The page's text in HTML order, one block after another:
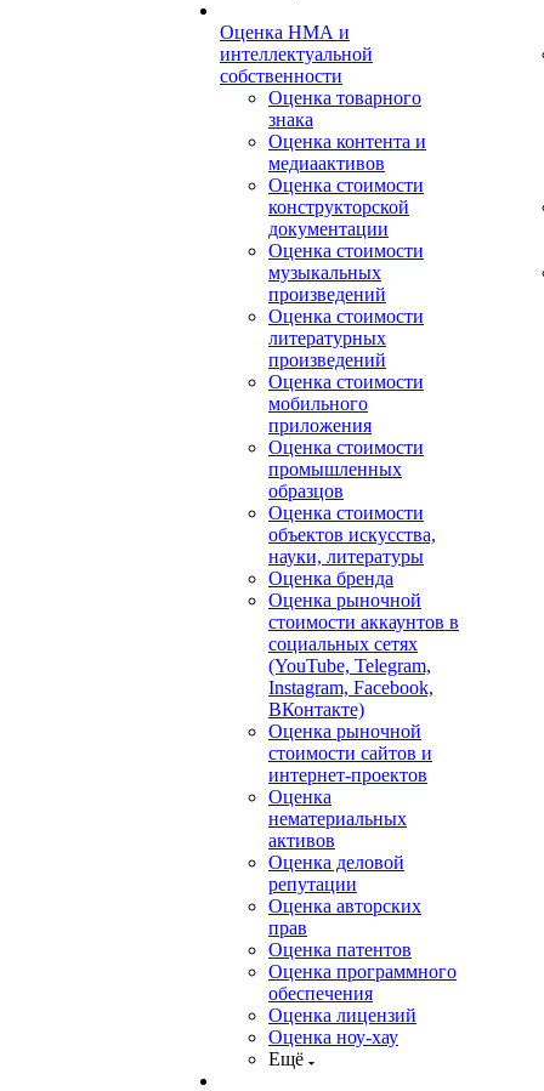
Оценка НМА и
интеллектуальной
собственности
Оценка товарного
знака
Оценка контента и
медиаактивов
Оценка стоимости
конструкторской
документации
Оценка стоимости
музыкальных
произведений
Оценка стоимости
литературных
произведений
Оценка стоимости
мобильного
приложения
Оценка стоимости
промышленных
образцов
Оценка стоимости
объектов искусства,
науки, литературы
Оценка бренда
Оценка рыночной
стоимости аккаунтов в
социальных сетях
(YouTube, Telegram,
Instagram, Facebook,
ВКонтакте)
Оценка рыночной
стоимости сайтов и
интернет-проектов
Оценка
нематериальных
активов
Оценка деловой
репутации
Оценка авторских
прав
Оценка патентов
Оценка программного
обеспечения
Оценка лицензий
Оценка ноу-хау
Ещё